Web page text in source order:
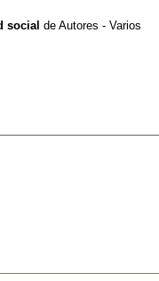
social de Autores - Varios